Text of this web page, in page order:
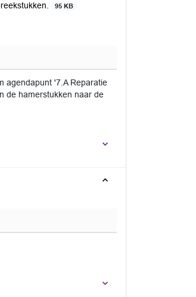
95 KB
agendapunt '7.A Reparatie
de hamerstukken naar de